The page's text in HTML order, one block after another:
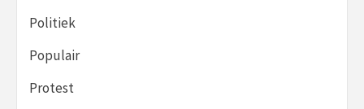
Politiek
Populair
Protest